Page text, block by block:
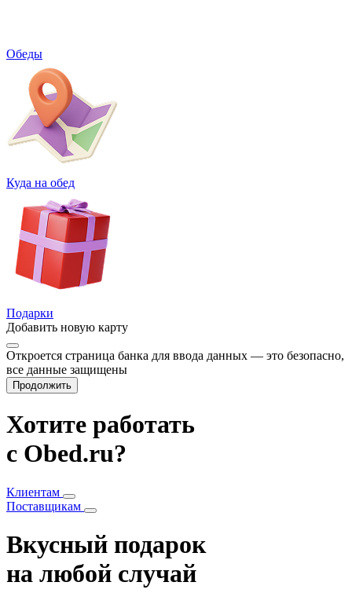
Обеды
Куда на обед
Подарки
Добавить новую карту
Откроется страница банка для ввода данных — это безопасно,
все данные защищены
Продолжить
Хотите работать
с Obed.ru?
Клиентам
Поставщикам
Вкусный подарок
на любой случай